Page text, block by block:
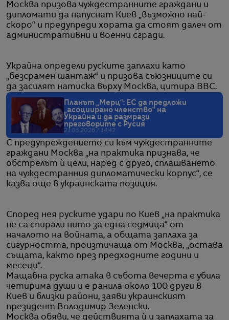
Москва призова чуждестранните граждани и
дипломати да напуснат Киев „възможно най-
скоро“ и предупреди хората да стоят далеч от
административни и военни сгради.
Украйна определи руските заплахи като
„безсрамен шантаж“ и призова съюзниците си
да засилят натиска върху Москва, цитира BBC.
Планът „Мерц“: ЕС да предложи
„асоциирано членство“ на
Украйна и да размрази
преговорите с Русия
21.05.2026 / 14:42
С предупреждението си към чуждестранните
граждани Москва „на практика признава, че
обстрелът ѝ цели, наред с друго, сплашването
на чуждестранния дипломатически корпус“, се
казва още в украинската позиция.
Според нея руските удари по Киев „на практика
не са спирали нито за една седмица“ от
началото на войната, а общата заплаха за
сигурността, произтичаща от Москва, „остава
същата, както през предходните години и
месеци“.
Мащабна руска атака в събота вечерта е убила
четирима души и е ранила около 100 други в
Киев и близки райони, заяви украинският
президент Володимир Зеленски.
Москва обяви, че действията ѝ и заплахата за